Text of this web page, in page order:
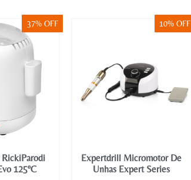
37% OFF
125ºC
10% OFF
Expertdrill Micromotor De
Unhas Expert Series